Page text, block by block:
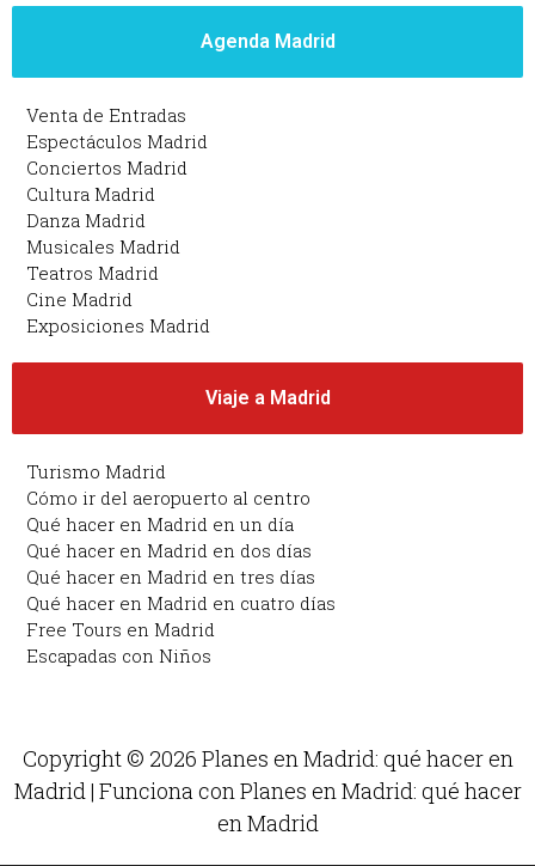
Agenda Madrid
Venta de Entradas
Espectáculos Madrid
Conciertos Madrid
Cultura Madrid
Danza Madrid
Musicales Madrid
Teatros Madrid
Cine Madrid
Exposiciones Madrid
Viaje a Madrid
Turismo Madrid
Cómo ir del aeropuerto al centro
Qué hacer en Madrid en un día
Qué hacer en Madrid en dos días
Qué hacer en Madrid en tres días
Qué hacer en Madrid en cuatro días
Free Tours en Madrid
Escapadas con Niños
Copyright © 2026 Planes en Madrid: qué hacer en
Madrid | Funciona con Planes en Madrid: qué hacer
en Madrid